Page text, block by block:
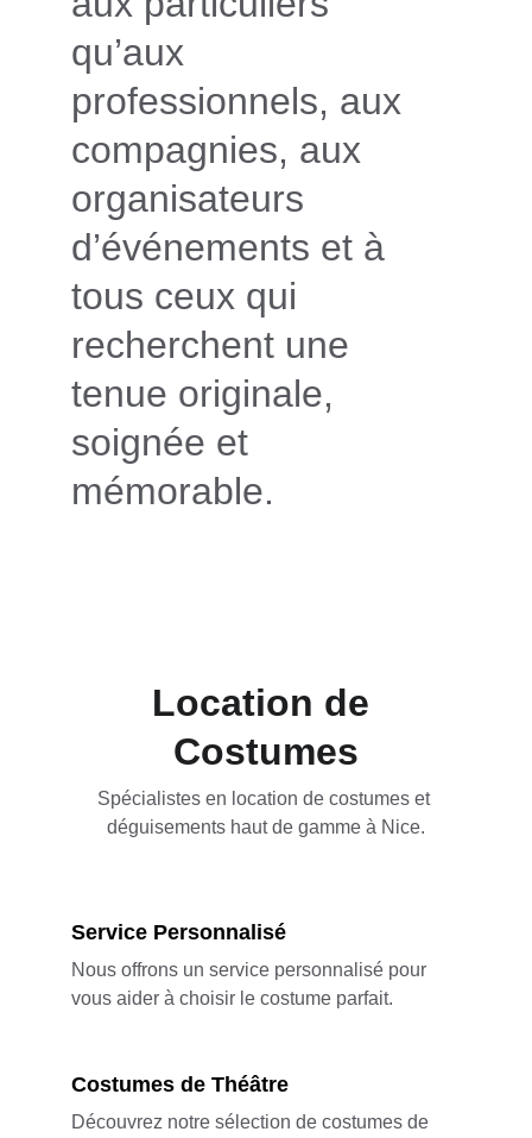
qu’aux
professionnels, aux
compagnies, aux
organisateurs
d’événements et à
tous ceux qui
recherchent une
tenue originale,
soignée et
mémorable.
Location de
Costumes
Spécialistes en location de costumes et
déguisements haut de gamme à Nice.
Costumes de Théâtre
Découvrez notre sélection de costumes de
Service Personnalisé
Nous offrons un service personnalisé pour
vous aider à choisir le costume parfait.